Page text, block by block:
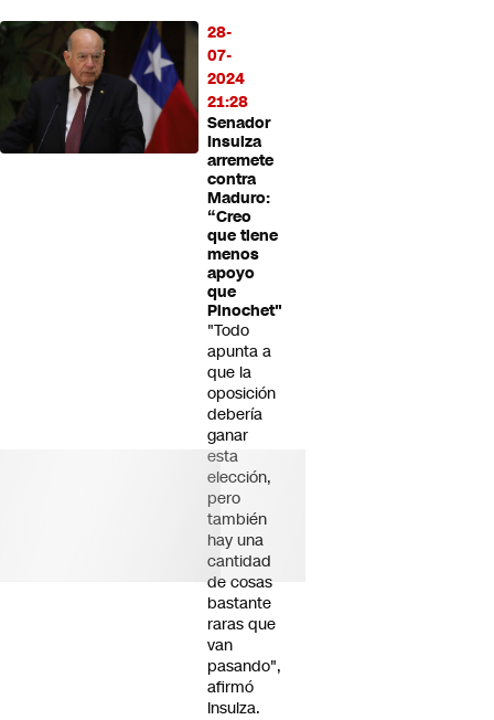
28-
07-
2024
21:28
Senador
Insulza
arremete
contra
Maduro:
“Creo
que tiene
menos
apoyo
que
Pinochet"
"Todo
apunta a
que la
oposición
debería
ganar
esta
elección,
pero
también
hay una
cantidad
de cosas
bastante
raras que
van
pasando",
afirmó
Insulza.